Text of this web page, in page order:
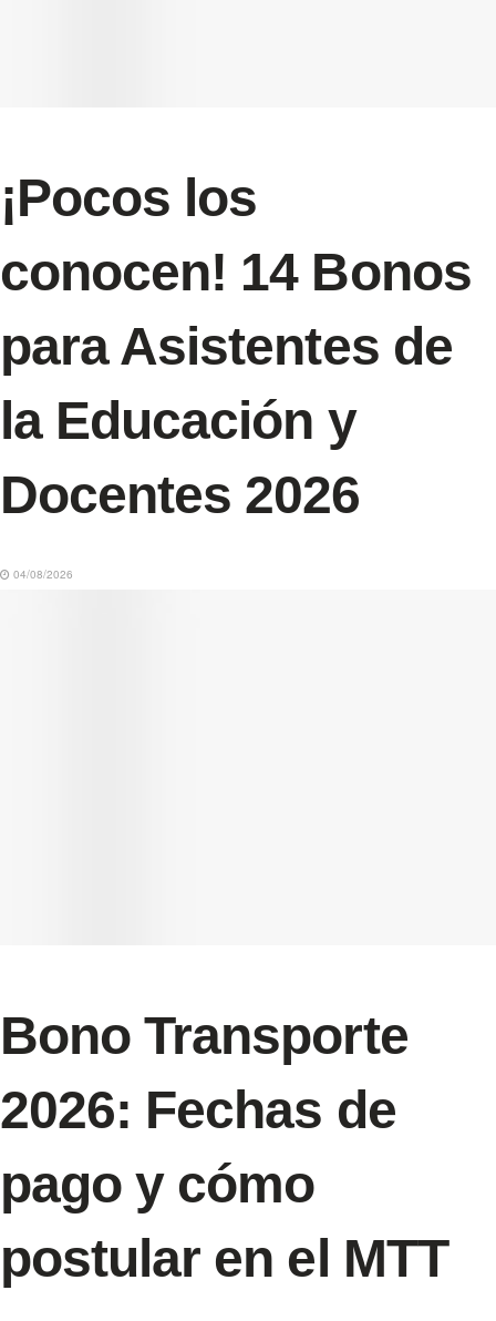
¡Pocos los
conocen! 14 Bonos
para Asistentes de
la Educación y
Docentes 2026
04/08/2026
Bono Transporte
2026: Fechas de
pago y cómo
postular en el MTT